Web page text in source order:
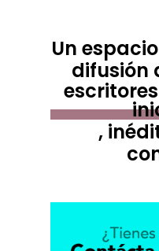
Un
difusión
,